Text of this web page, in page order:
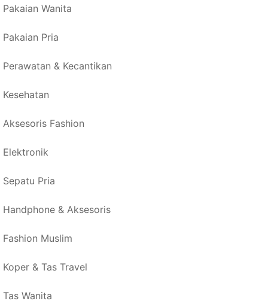
Pakaian Wanita
Pakaian Pria
Perawatan & Kecantikan
Kesehatan
Aksesoris Fashion
Elektronik
Sepatu Pria
Handphone & Aksesoris
Fashion Muslim
Koper & Tas Travel
Tas Wanita